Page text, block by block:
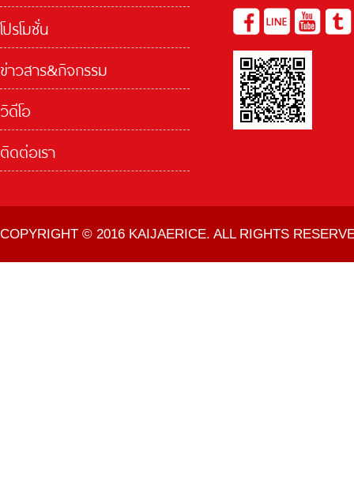
โปรโมชั่น
ข่าวสาร&กิจกรรม
วิดีโอ
ติดต่อเรา
COPYRIGHT © 2016 KAIJAERICE. ALL RIGHTS